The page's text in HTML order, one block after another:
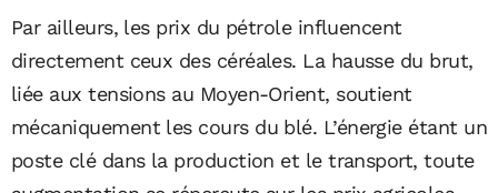
Par ailleurs, les prix du pétrole influencent
directement ceux des céréales. La hausse du brut,
liée aux tensions au Moyen-Orient, soutient
mécaniquement les cours du blé. L’énergie étant un
poste clé dans la production et le transport, toute